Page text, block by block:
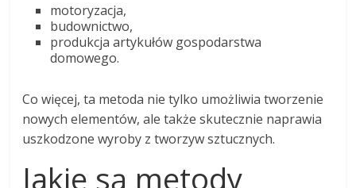
motoryzacja,
budownictwo,
produkcja artykułów gospodarstwa
domowego.
Co więcej, ta metoda nie tylko umożliwia tworzenie
nowych elementów, ale także skutecznie naprawia
uszkodzone wyroby z tworzyw sztucznych.
Jakie są metody